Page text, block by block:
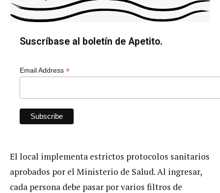
Suscríbase al boletín de Apetito.
Email Address *
El local implementa estrictos protocolos sanitarios
aprobados por el Ministerio de Salud. Al ingresar,
cada persona debe pasar por varios filtros de